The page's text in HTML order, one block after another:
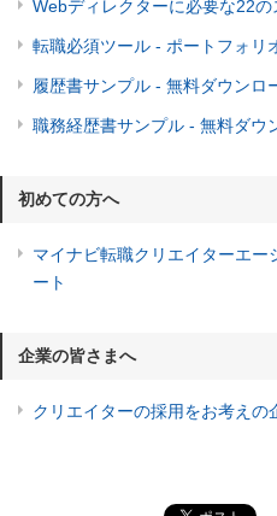
Webディレクターに必要な22の
転職必須ツール - ポートフォリ
履歴書サンプル - 無料ダウンロ
職務経歴書サンプル - 無料ダウ
初めての方へ
マイナビ転職クリエイターエ
ート
企業の皆さまへ
クリエイターの採用をお考えの